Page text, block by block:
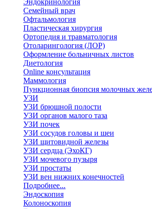
Эндокринология
Семейный врач
Офтальмология
Пластическая хирургия
Ортопедия и травматология
Отоларингология (ЛОР)
Оформление больничных листов
Диетология
Online консультация
Маммология
Пункционная биопсия молочных
УЗИ
УЗИ брюшной полости
УЗИ органов малого таза
УЗИ почек
УЗИ сосудов головы и шеи
УЗИ щитовидной железы
УЗИ сердца (ЭхоКГ)
УЗИ мочевого пузыря
УЗИ простаты
УЗИ вен нижних конечностей
Подробнее...
Эндоскопия
Колоноскопия